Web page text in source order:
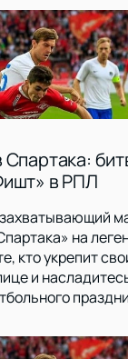
в РПЛ
на
кто укрепит
и